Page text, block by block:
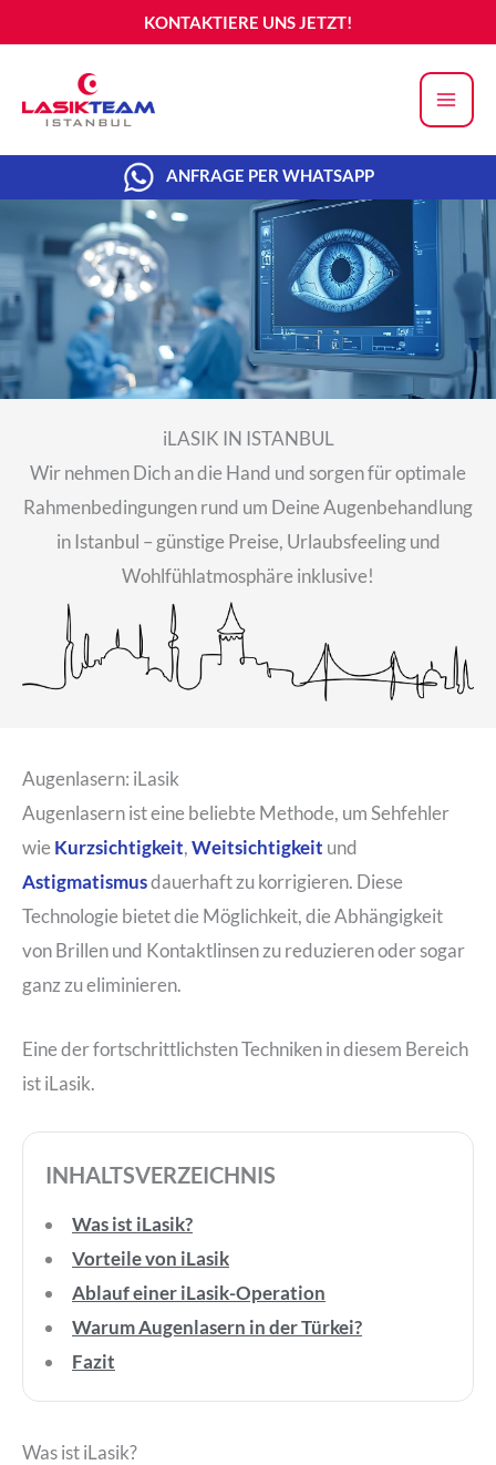
Inhalt
KONTAKTIERE UNS JETZT!
ANFRAGE PER WHATSAPP
iLASIK IN ISTANBUL
Wir nehmen Dich an die Hand und sorgen für optimale
Rahmenbedingungen rund um Deine Augenbehandlung
in Istanbul – günstige Preise, Urlaubsfeeling und
Wohlfühlatmosphäre inklusive!
Augenlasern: iLasik
Augenlasern ist eine beliebte Methode, um Sehfehler
wieKurzsichtigkeit,Weitsichtigkeit und
Astigmatismusdauerhaft zu korrigieren. Diese
Technologie bietet die Möglichkeit, die Abhängigkeit
von Brillen und Kontaktlinsen zu reduzieren oder sogar
ganz zu eliminieren.
Eine der fortschrittlichsten Techniken in diesem Bereich
ist iLasik.
INHALTSVERZEICHNIS
Was ist iLasik?
Vorteile von iLasik
Ablauf einer iLasik-Operation
Warum Augenlasern in der Türkei?
Fazit
Was ist iLasik?